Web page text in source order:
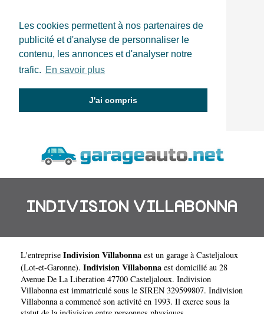
Les cookies permettent à nos partenaires de
publicité et d'analyse de personnaliser le
contenu, les annonces et d'analyser notre
trafic. En savoir plus
J'ai compris
INDIVISION VILLABONNA
L'entreprise Indivision Villabonna est un garage à Casteljaloux
(Lot-et-Garonne). Indivision Villabonna est domicilié au 28
Avenue De La Liberation 47700 Casteljaloux. Indivision
Villabonna est immatriculé sous le SIREN 329599807. Indivision
Villabonna a commencé son activité en 1993. Il exerce sous la